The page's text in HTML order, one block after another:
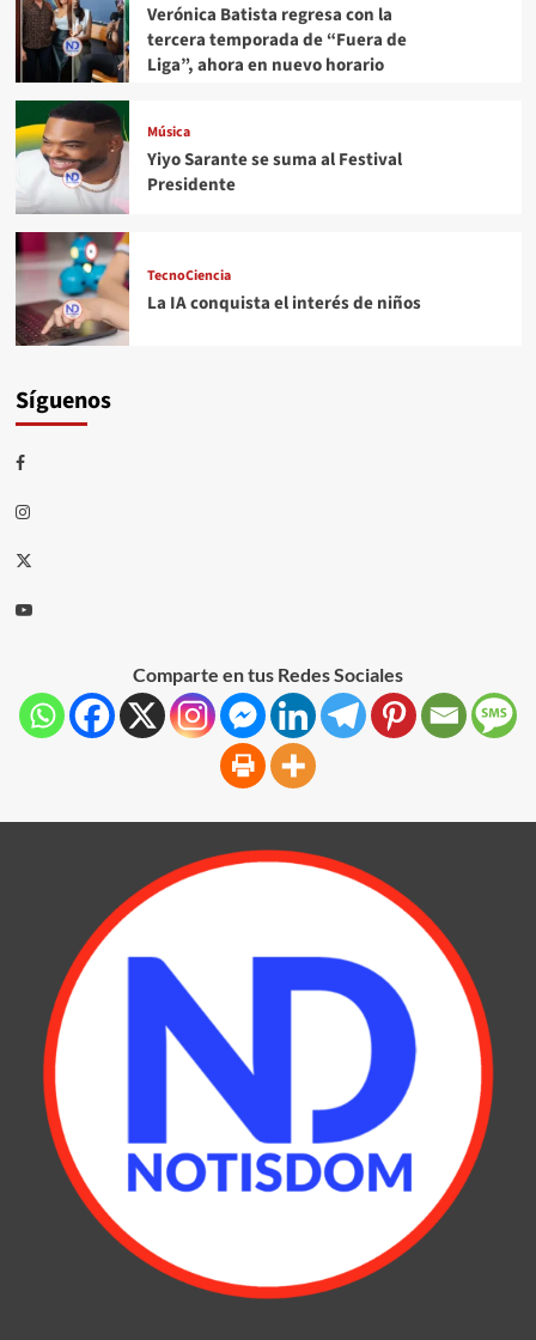
Verónica Batista regresa con la
tercera temporada de “Fuera de
Liga”, ahora en nuevo horario
Música
Yiyo Sarante se suma al Festival
Presidente
TecnoCiencia
La IA conquista el interés de niños
Síguenos
Comparte en tus Redes Sociales